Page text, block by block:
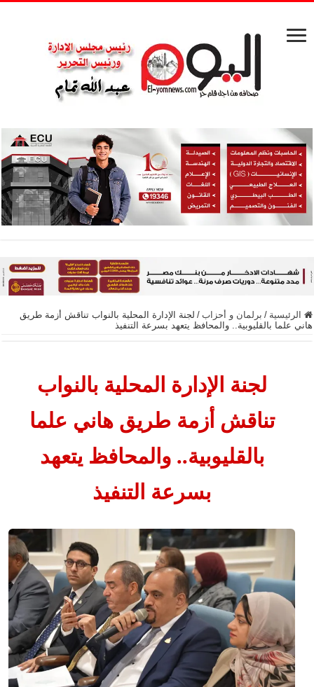
الرئيسية / برلمان و أحزاب / لجنة الإدارة المحلية بالنواب تناقش أزمة طريق
هاني علما بالقليوبية.. والمحافظ يتعهد بسرعة التنفيذ
لجنة الإدارة المحلية بالنواب
تناقش أزمة طريق هاني علما
بالقليوبية.. والمحافظ يتعهد
بسرعة التنفيذ